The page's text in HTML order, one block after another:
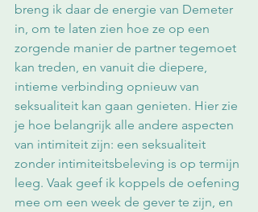
breng ik daar de energie van Demeter
in, om te laten zien hoe ze op een
zorgende manier de partner tegemoet
kan treden, en vanuit die diepere,
intieme verbinding opnieuw van
seksualiteit kan gaan genieten. Hier zie
je hoe belangrijk alle andere aspecten
van intimiteit zijn: een seksualiteit
zonder intimiteitsbeleving is op termijn
leeg. Vaak geef ik koppels de oefening
mee om een week de gever te zijn, en